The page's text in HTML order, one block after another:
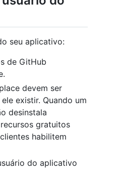
seu aplicativo:
de GitHub
devem ser
existir. Quando um
desinstala
gratuitos
habilitem
do aplicativo